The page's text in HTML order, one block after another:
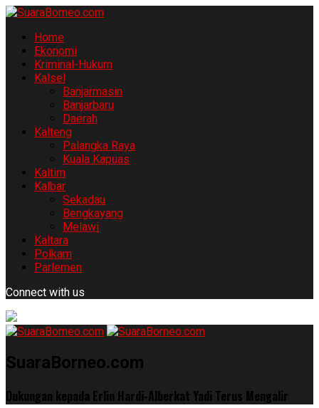
Home
Ekonomi
Kriminal-Hukum
Kalsel
Banjarmasin
Banjarbaru
Daerah
Kalteng
Palangka Raya
Kuala Kapuas
Kaltim
Kalbar
Sekadau
Bengkayang
Melawi
Kaltara
Polkam
Parlemen
Connect with us
SuaraBorneo.com
Dukungan kepada Erlin Hardi-Alberkat Yadi Terus Mengalir